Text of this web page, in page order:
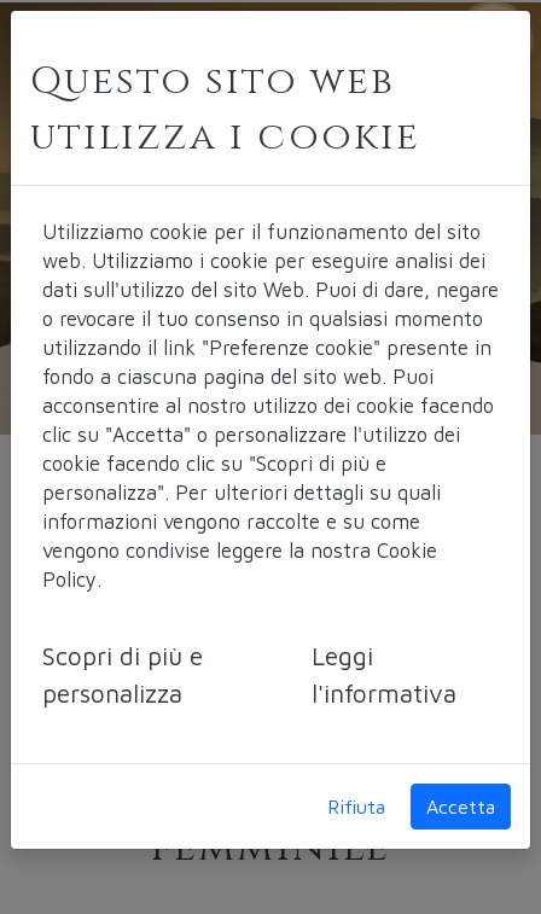
L'Isola dei Mille
Fuochi
nuovo sole
Viaggio
introspettivo
nell'universo
femminile
Questo sito web
utilizza i cookie
Utilizziamo cookie per il funzionamento del sito
web. Utilizziamo i cookie per eseguire analisi dei
dati sull'utilizzo del sito Web. Puoi di dare, negare
o revocare il tuo consenso in qualsiasi momento
utilizzando il link "Preferenze cookie" presente in
fondo a ciascuna pagina del sito web. Puoi
acconsentire al nostro utilizzo dei cookie facendo
clic su "Accetta" o personalizzare l'utilizzo dei
cookie facendo clic su "Scopri di più e
personalizza". Per ulteriori dettagli su quali
informazioni vengono raccolte e su come
vengono condivise leggere la nostra Cookie
Policy.
Scopri di più e
personalizza
Leggi
l'informativa
Rifiuta Accetta